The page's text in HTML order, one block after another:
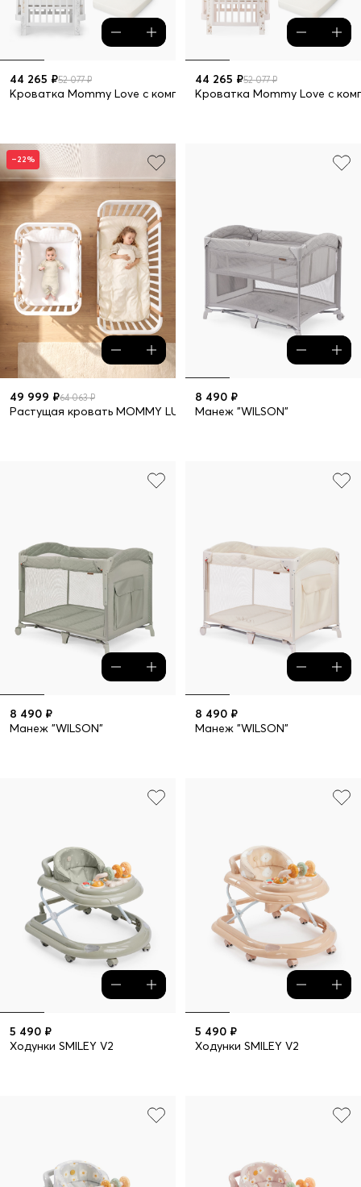
44 265 ₽52 077 ₽
Кроватка Mommy Love с комплектом 5 в 1
44 265 ₽52 077 ₽
Кроватка Mommy Love с
–22%
49 999 ₽64 063 ₽
Растущая кровать MOMMY LUX в наборе 10 предметов
8 490 ₽
Манеж "WILSON"
8 490 ₽
Манеж "WILSON"
8 490 ₽
Манеж "WILSON"
5 490 ₽
Ходунки SMILEY V2
5 490 ₽
Ходунки SMILEY V2